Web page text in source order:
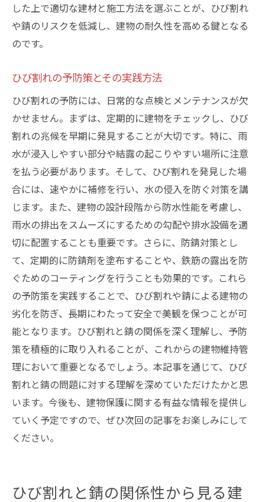
した上で適切な建材と施工方法を選ぶことが、ひび割れ
や錆のリスクを低減し、建物の耐久性を高める鍵となる
のです。
ひび割れの予防策とその実践方法
ひび割れの予防には、日常的な点検とメンテナンスが欠
かせません。まずは、定期的に建物をチェックし、ひび
割れの兆候を早期に発見することが大切です。特に、雨
水が浸入しやすい部分や結露の起こりやすい場所に注意
を払う必要があります。そして、ひび割れを発見した場
合には、速やかに補修を行い、水の侵入を防ぐ対策を講
じます。また、建物の設計段階から防水性能を考慮し、
雨水の排出をスムーズにするための勾配や排水設備を適
切に配置することも重要です。さらに、防錆対策とし
て、定期的に防錆剤を塗布することや、鉄筋の露出を防
ぐためのコーティングを行うことも効果的です。これら
の予防策を実践することで、ひび割れや錆による建物の
劣化を防ぎ、長期にわたって安全で美観を保つことが可
能となります。ひび割れと錆の関係を深く理解し、予防
策を積極的に取り入れることが、これからの建物維持管
理において重要となるでしょう。本記事を通じて、ひび
割れと錆の問題に対する理解を深めていただけたかと思
います。今後も、建物保護に関する有益な情報を提供し
ていく予定ですので、ぜひ次回の記事をお楽しみにして
ください。
ひび割れと錆の関係性から見る建